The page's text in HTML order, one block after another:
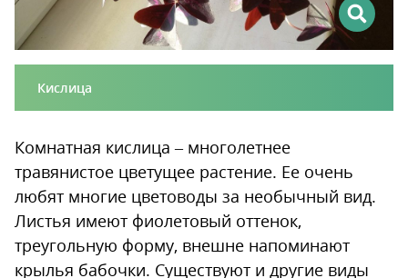
Кислица
Комнатная кислица – многолетнее
травянистое цветущее растение. Ее очень
любят многие цветоводы за необычный вид.
Листья имеют фиолетовый оттенок,
треугольную форму, внешне напоминают
крылья бабочки. Существуют и другие виды